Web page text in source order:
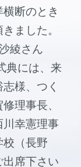
断のとき
ました。
綾さん
典には、来
様、つく
理事長、
川幸憲理事
校（長野
席下さい